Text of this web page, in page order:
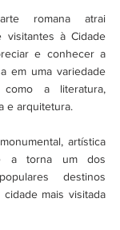
romana atrai
visitantes à Cidade
e conhecer a
em uma variedade
a literatura,
e arquitetura.
artística
a torna um dos
destinos
mais visitada